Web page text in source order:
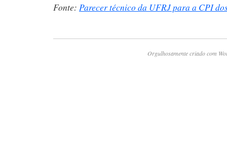
Fonte: Parecer técnico da UFRJ para a CPI
Orgulhosamente criado com